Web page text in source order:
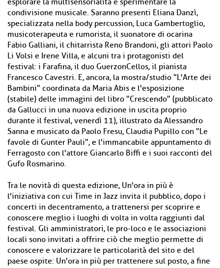
esplorare la multisensorialità e sperimentare la
condivisione musicale. Saranno presenti Eliana Danzì,
specializzata nella body percussion, Luca Gambertoglio,
musicoterapeuta e rumorista, il suonatore di ocarina
Fabio Galliani, il chitarrista Reno Brandoni, gli attori Paolo
Li Volsi e Irene Villa, e alcuni tra i protagonisti del
festival: i Farafina, il duo GuerzonCellos, il pianista
Francesco Cavestri. E, ancora, la mostra/studio "L'Arte dei
Bambini" coordinata da Maria Abis e l'esposizione
(stabile) delle immagini del libro "Crescendo" (pubblicato
da Gallucci in una nuova edizione in uscita proprio
durante il festival, venerdì 11), illustrato da Alessandro
Sanna e musicato da Paolo Fresu, Claudia Pupillo con "Le
favole di Gunter Pauli", e l'immancabile appuntamento di
Ferragosto con l'attore Giancarlo Biffi e i suoi racconti del
Gufo Rosmarino.
Tra le novità di questa edizione, Un'ora in più è
l'iniziativa con cui Time in Jazz invita il pubblico, dopo i
concerti in decentramento, a trattenersi per scoprire e
conoscere meglio i luoghi di volta in volta raggiunti dal
festival. Gli amministratori, le pro-loco e le associazioni
locali sono invitati a offrire ciò che meglio permette di
conoscere e valorizzare le particolarità del sito e del
paese ospite: Un'ora in più per trattenere sul posto, a fine